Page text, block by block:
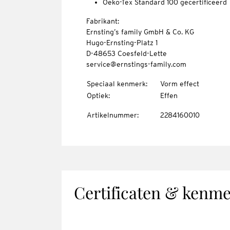
Oeko-Tex Standard 100 gecertificeerd
Fabrikant:
Ernsting’s family GmbH & Co. KG
Hugo-Ernsting-Platz 1
D-48653 Coesfeld-Lette
service@ernstings-family.com
Speciaal kenmerk:
Vorm effect
Optiek: Effen
Artikelnummer: 2284160010
Certificaten &